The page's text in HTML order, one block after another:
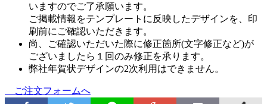
いますのでご了承願います。
ご掲載情報をテンプレートに反映したデザインを、印
刷前にご確認いただきます。
尚、ご確認いただいた際に修正箇所(文字修正など)が
ございましたら１回のみ修正を承ります。
弊社年賀状デザインの2次利用はできません。
ご注文フォームへ